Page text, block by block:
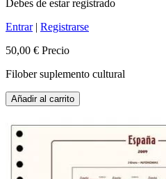
Debes de estar registrado
Entrar| Registrarse
50,00 € Precio
Filober suplemento cultural
Añadir al carrito